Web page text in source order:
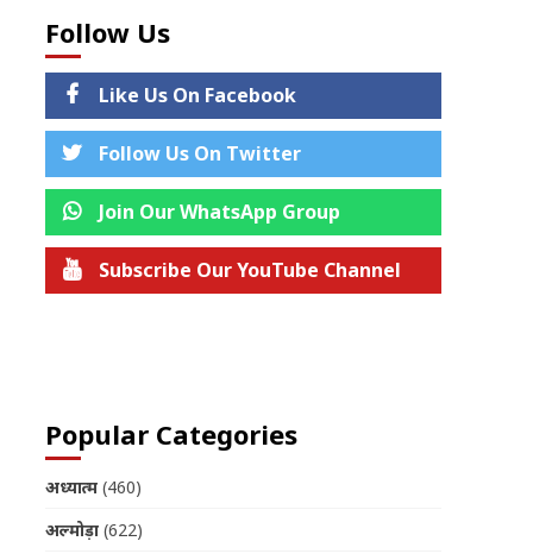
Follow Us
Like Us On Facebook
Follow Us On Twitter
Join Our WhatsApp Group
Subscribe Our YouTube Channel
Popular Categories
अध्यात्म(460)
अल्मोड़ा(622)